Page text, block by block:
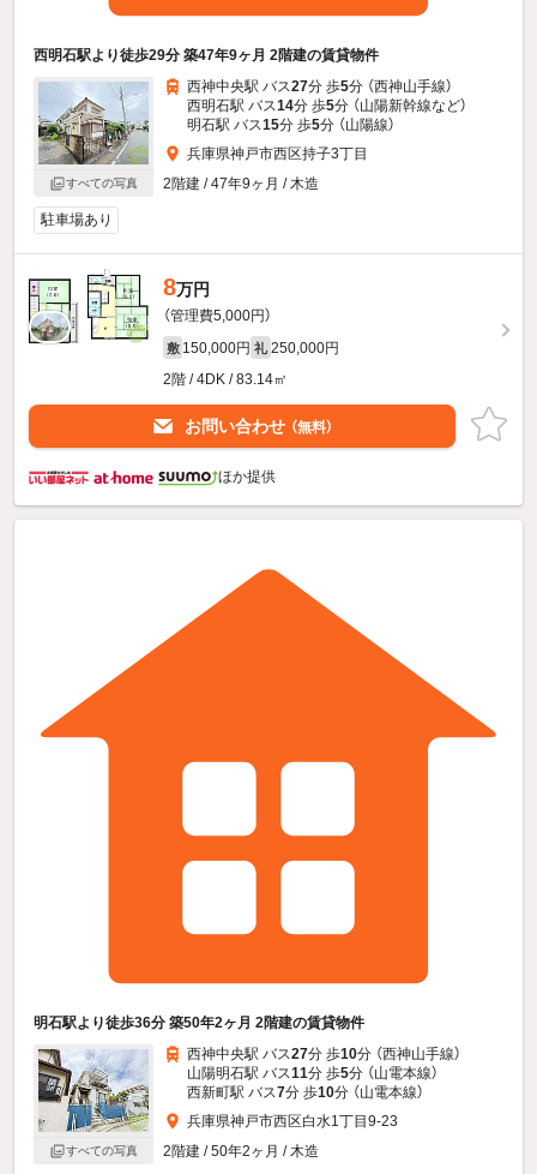
西明石駅より徒歩29分 築47年9ヶ月 2階建の賃貸物件
すべての写真
西神中央駅 バス27分 歩5分 （西神山手線）
西明石駅 バス14分 歩5分 （山陽新幹線など）
明石駅 バス15分 歩5分 （山陽線）
兵庫県神戸市西区持子3丁目
2階建 / 47年9ヶ月 / 木造
駐車場あり
8万円
（管理費5,000円）
敷 150,000円 礼 250,000円
2階 / 4DK / 83.14㎡
お問い合わせ （無料）
ほか提供
明石駅より徒歩36分 築50年2ヶ月 2階建の賃貸物件
すべての写真
西神中央駅 バス27分 歩10分 （西神山手線）
山陽明石駅 バス11分 歩5分 （山電本線）
西新町駅 バス7分 歩10分 （山電本線）
兵庫県神戸市西区白水1丁目9-23
2階建 / 50年2ヶ月 / 木造